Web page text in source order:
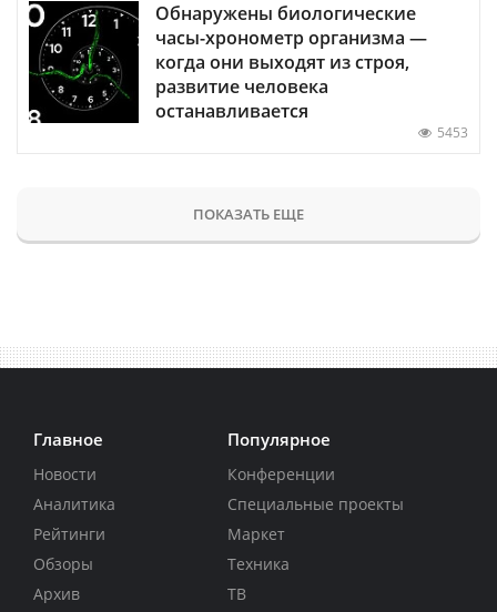
Обнаружены биологические
часы-хронометр организма —
когда они выходят из строя,
развитие человека
останавливается
5453
ПОКАЗАТЬ ЕЩЕ
Главное
Новости
Аналитика
Рейтинги
Обзоры
Архив
Популярное
Конференции
Специальные проекты
Маркет
Техника
ТВ